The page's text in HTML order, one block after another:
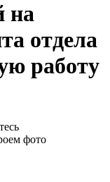
на
отдела
работу
фото